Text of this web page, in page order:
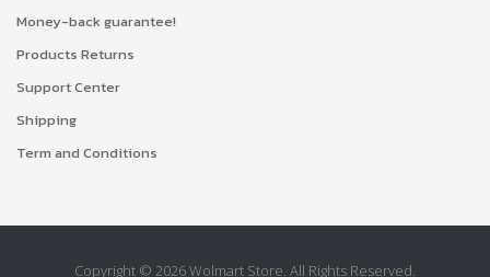
Money-back guarantee!
Products Returns
Support Center
Shipping
Term and Conditions
Copyright © 2026 Wolmart Store. All Rights Reserved.